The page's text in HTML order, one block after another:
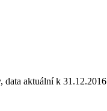
data aktuální k 31.12.2016